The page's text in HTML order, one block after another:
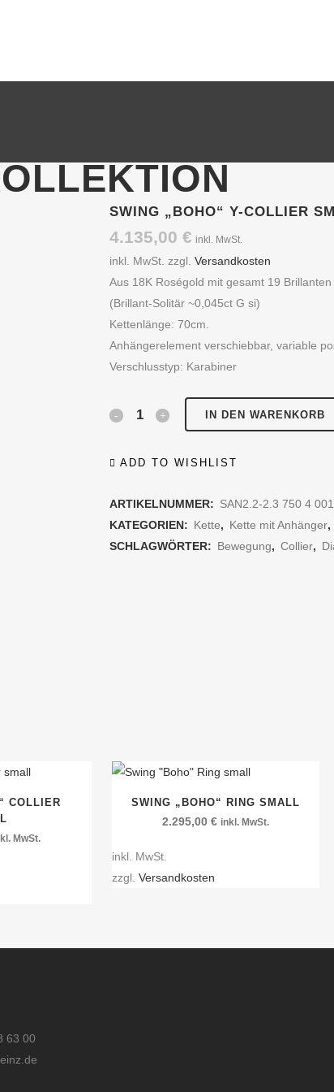
SWING „BOHO“ Y-COLLIER
4.135,00 € inkl. MwSt.
inkl. MwSt. zzgl. Versandkosten
Aus 18K Roségold mit gesamt 19
(Brillant-Solitär ~0,045ct G si)
Kettenlänge: 70cm.
Anhängerelement verschiebbar, variable
Verschlusstyp: Karabiner
Swing
Collier
IN DEN WARENKORB
ADD TO WISHLIST
ARTIKELNUMMER: SAN2.2-2.3 750 4
KATEGORIEN: Kette, Kette mit Anhänger,
SCHLAGWÖRTER: Bewegung, Collier,
COLLIER
MwSt.
SWING „BOHO“ RING SMALL
2.295,00 € inkl. MwSt.
inkl. MwSt.
zzgl. Versandkosten
63 00